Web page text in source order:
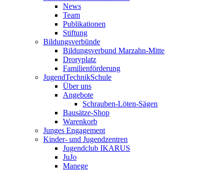
News
Team
Publikationen
Stiftung
Bildungsverbünde
Bildungsverbund Marzahn-Mitte
Droryplatz
Familienförderung
JugendTechnikSchule
Über uns
Angebote
Schrauben-Löten-Sägen
Bausätze-Shop
Warenkorb
Junges Engagement
Kinder- und Jugendzentren
Jugendclub IKARUS
JuJo
Manege